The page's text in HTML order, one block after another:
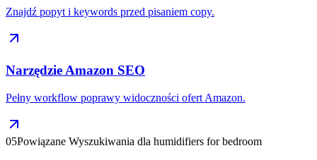
Znajdź popyt i keywords przed pisaniem copy.
Narzędzie Amazon SEO
Pełny workflow poprawy widoczności ofert Amazon.
05Powiązane Wyszukiwania dla humidifiers for bedroom